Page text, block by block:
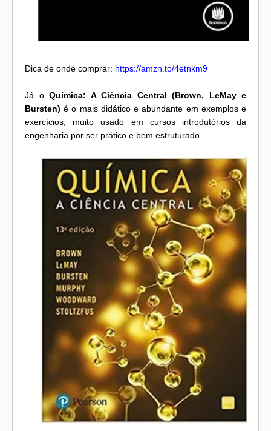
Dica de onde comprar: https://amzn.to/4etnkm9
Já o Química: A Ciência Central (Brown, LeMay e
Bursten) é o mais didático e abundante em exemplos e
exercícios; muito usado em cursos introdutórios da
engenharia por ser prático e bem estruturado.